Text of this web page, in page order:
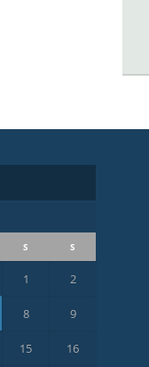
S S
1 2
8 9
15 16